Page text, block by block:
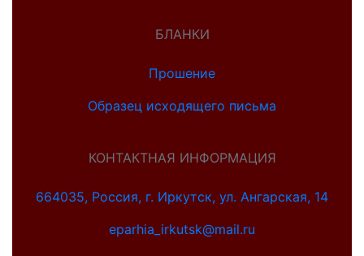
БЛАНКИ
Прошение
Образец исходящего письма
КОНТАКТНАЯ ИНФОРМАЦИЯ
664035, Россия, г. Иркутск, ул. Ангарская, 14
eparhia_irkutsk@mail.ru